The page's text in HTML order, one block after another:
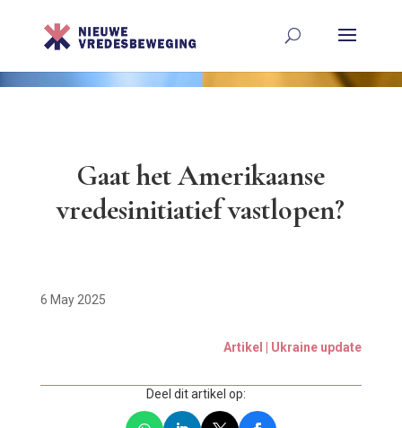
Gaat het Amerikaanse
vredesinitiatief vastlopen?
6 May 2025
Artikel | Ukraine update
Deel dit artikel op: